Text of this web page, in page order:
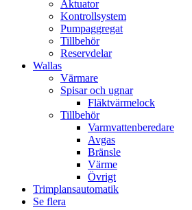
Aktuator
Kontrollsystem
Pumpaggregat
Tillbehör
Reservdelar
Wallas
Värmare
Spisar och ugnar
Fläktvärmelock
Tillbehör
Varmvattenberedare
Avgas
Bränsle
Värme
Övrigt
Trimplansautomatik
Se flera